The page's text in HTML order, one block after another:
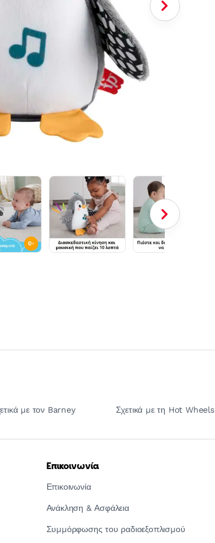
με τον Barney Σχετικά με τη Hot Wheels
Επικοινωνία
Επικοινωνία
Ανάκληση & Ασφάλεια
Συμμόρφωσης του ραδιοεξοπλισμού